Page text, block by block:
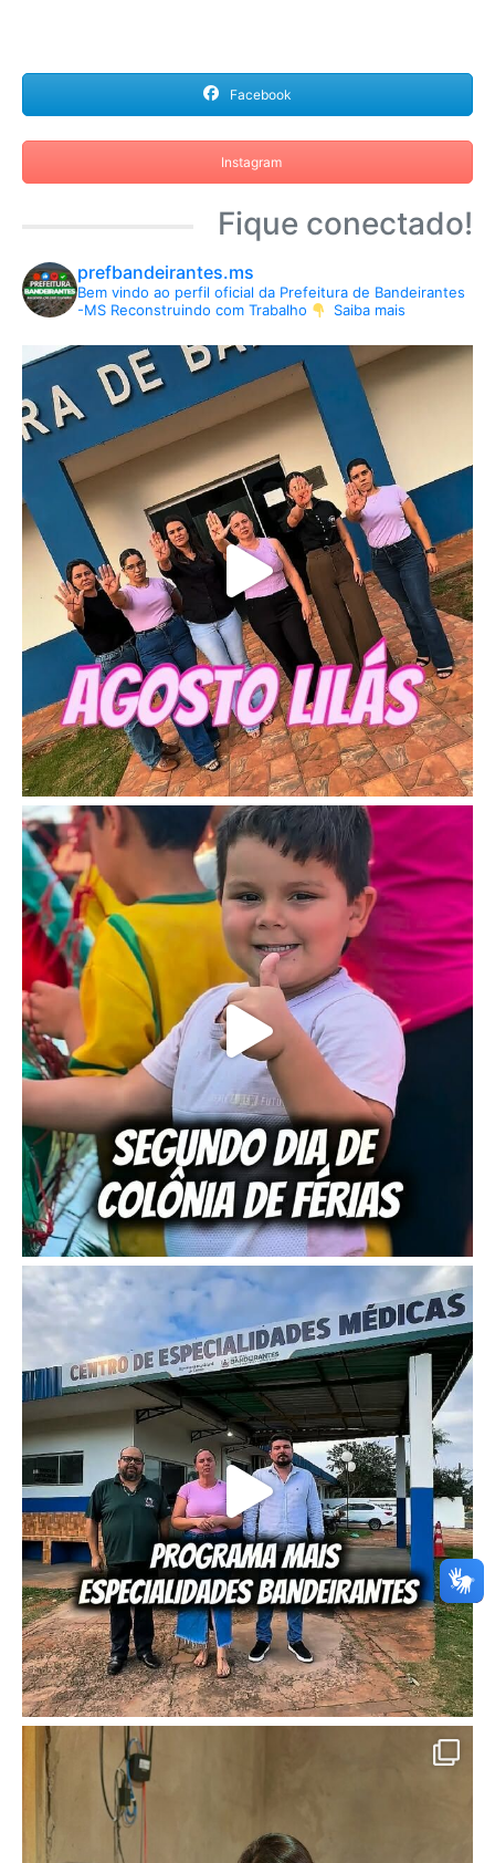
Facebook
Instagram
Fique conectado!
prefbandeirantes.ms
Bem vindo ao perfil oficial da Prefeitura de Bandeirantes
-MS Reconstruindo com Trabalho Saiba mais